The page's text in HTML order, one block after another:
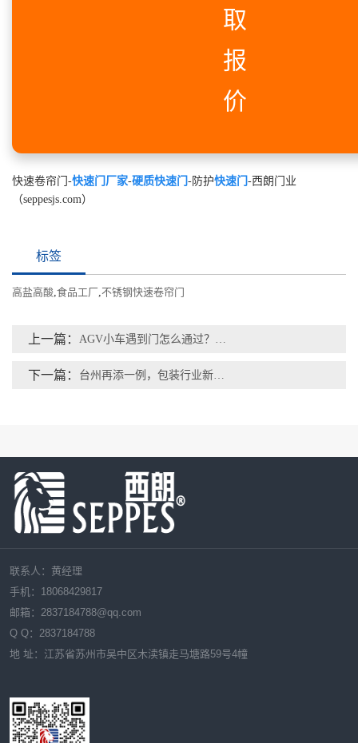
取
报
价
快速卷帘门-快速门厂家-硬质快速门-防护快速门-西朗门业
（seppesjs.com）
标签
高盐高酸 食品工厂 不锈钢快速卷帘门
上一篇：
下一篇：
联系人：黄经理
手机：18068429817
邮箱： 2837184788@qq.com
Q Q： 2837184788
地 址：江苏省苏州市吴中区木渎镇走马塘路59号4幢